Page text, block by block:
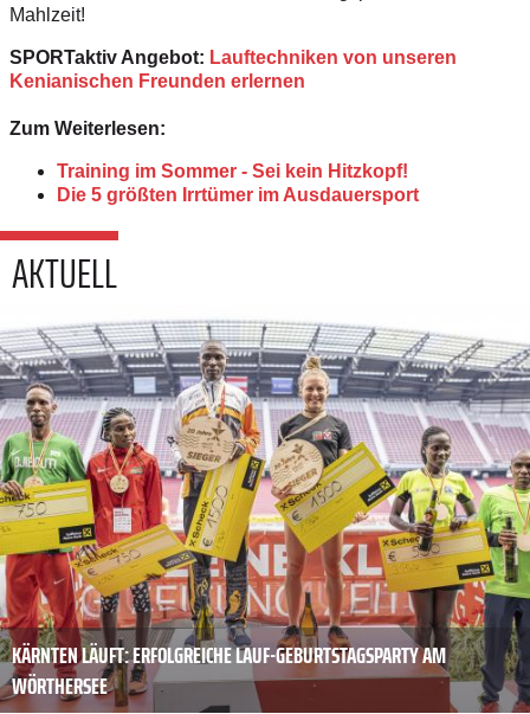
Mahlzeit!
SPORTaktiv Angebot: Lauftechniken von unseren
Kenianischen Freunden erlernen
Zum Weiterlesen:
Training im Sommer - Sei kein Hitzkopf!
Die 5 größten Irrtümer im Ausdauersport
AKTUELL
KÄRNTEN LÄUFT: ERFOLGREICHE LAUF-GEBURTSTAGSPARTY AM
WÖRTHERSEE